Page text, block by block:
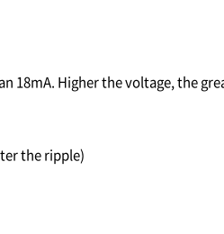
18mA. Higher the voltage, the
the ripple)